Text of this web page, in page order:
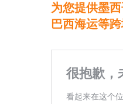
为您提供墨
巴西海运等